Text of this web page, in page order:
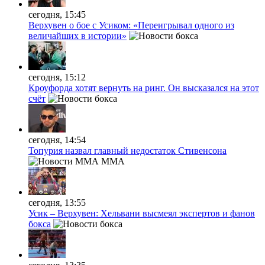
сегодня, 15:45
Верхувен о бое с Усиком: «Переигрывал одного из
величайших в истории»
сегодня, 15:12
Кроуфорда хотят вернуть на ринг. Он высказался на этот
счёт
сегодня, 14:54
Топурия назвал главный недостаток Стивенсона
MMA
сегодня, 13:55
Усик – Верхувен: Хельвани высмеял экспертов и фанов
бокса